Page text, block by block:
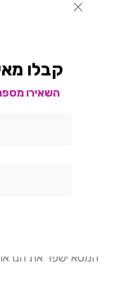
חוויית משתמש טובה
לאתרים המציעים
מחקר
אילו נושאים
תוכן מותאם. שילוב
המטא ישפר את
קבלו
השאירו